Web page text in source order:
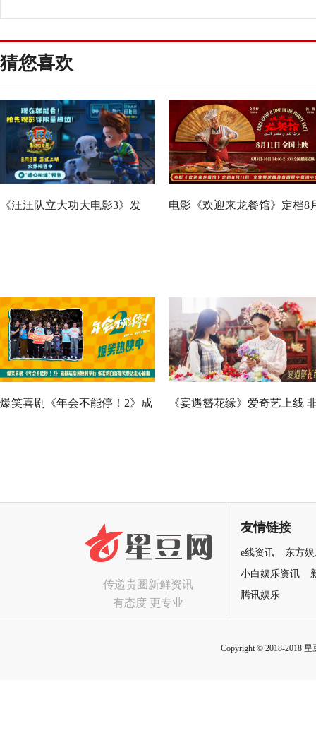
结共赴终极决战 电影布兰卡单
裂
猜您喜欢
《汪汪队立大功大电影3》发 电影《欢迎来龙餐馆》定档8
爆笑喜剧《年会不能停！2》成 《宴遇簪花缘》爱奇艺上线
传递贵圈新鲜资讯
有态度 更专业
友情链接
e线资讯
东方
小白娱乐资讯
腾讯娱乐
Copyright © 2018-2018